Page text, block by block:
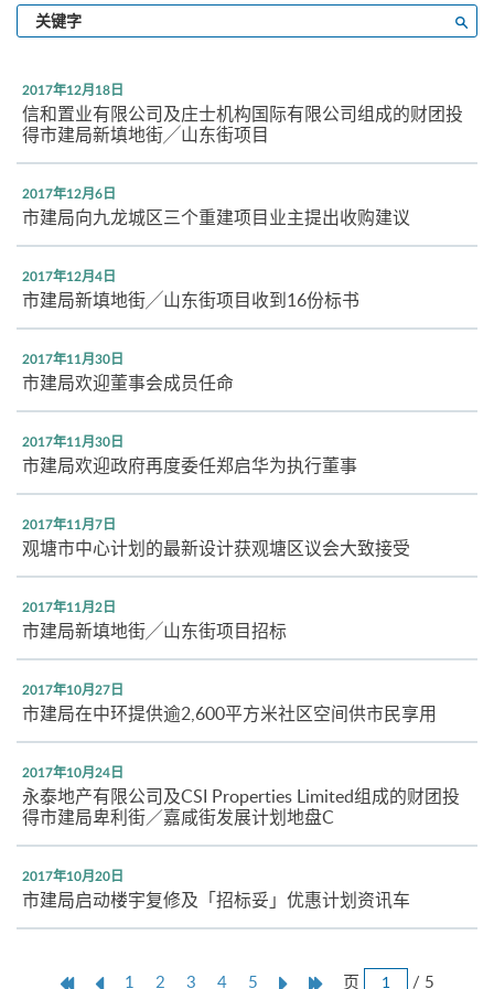
输
入
键
字
2017年12月18日
信和置业有限公司及庄士机构国际有限公司组成的财团投
得市建局新填地街╱山东街项目
2017年12月6日
市建局向九龙城区三个重建项目业主提出收购建议
2017年12月4日
市建局新填地街╱山东街项目收到16份标书
2017年11月30日
市建局欢迎董事会成员任命
2017年11月30日
市建局欢迎政府再度委任郑启华为执行董事
2017年11月7日
观塘市中心计划的最新设计获观塘区议会大致接受
2017年11月2日
市建局新填地街╱山东街项目招标
2017年10月27日
市建局在中环提供逾2,600平方米社区空间供市民享用
2017年10月24日
永泰地产有限公司及CSI Properties Limited组成的财团投
得市建局卑利街／嘉咸街发展计划地盘C
2017年10月20日
市建局启动楼宇复修及「招标妥」优惠计划资讯车
第 上 1 2 3 4 5 NextLast页 / 5